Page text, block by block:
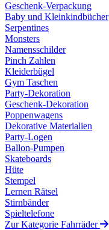
Geschenk-Verpackung
Baby und Kleinkindbücher
Serpentines
Monsters
Namensschilder
Pinch Zahlen
Kleiderbügel
Gym Taschen
Party-Dekoration
Geschenk-Dekoration
Poppenwagens
Dekorative Materialien
Party-Logen
Ballon-Pumpen
Skateboards
Hüte
Stempel
Lernen Rätsel
Stirnbänder
Spieltelefone
Zur Kategorie Fahrräder